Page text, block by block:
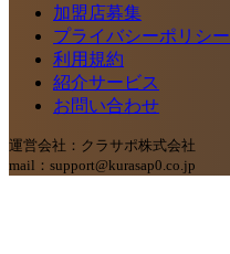
加盟店募集
プライバシーポリシー
利用規約
紹介サービス
お問い合わせ
運営会社：クラサポ株式会社
mail：support@kurasap0.co.jp